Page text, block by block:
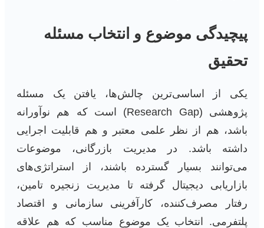
پیچیدگی موضوع و انتخاب مسئله
تحقیق
یکی از اساسی‌ترین چالش‌ها، یافتن یک مسئله
پژوهشی (Research Gap) است که هم نوآورانه
باشد، هم از نظر علمی معتبر و هم قابلیت اجرایی
داشته باشد. در مدیریت بازرگانی، موضوعات
می‌توانند بسیار گسترده باشند، از استراتژی‌های
بازاریابی دیجیتال گرفته تا مدیریت زنجیره تامین،
رفتار مصرف‌کننده، کارآفرینی سازمانی و اقتصاد
پلتفرمی. انتخاب یک موضوع مناسب که هم علاقه